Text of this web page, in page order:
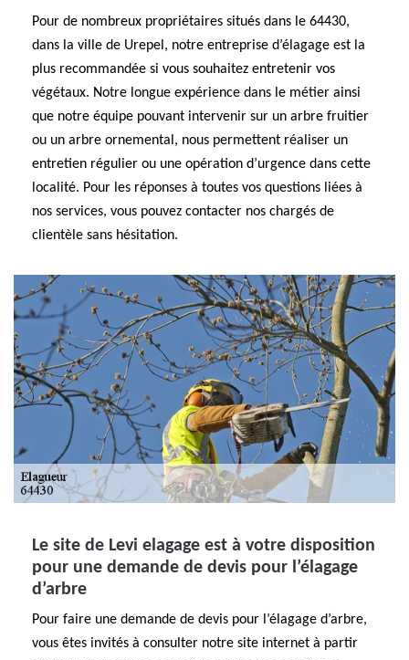
Pour de nombreux propriétaires situés dans le 64430,
dans la ville de Urepel, notre entreprise d’élagage est la
plus recommandée si vous souhaitez entretenir vos
végétaux. Notre longue expérience dans le métier ainsi
que notre équipe pouvant intervenir sur un arbre fruitier
ou un arbre ornemental, nous permettent réaliser un
entretien régulier ou une opération d’urgence dans cette
localité. Pour les réponses à toutes vos questions liées à
nos services, vous pouvez contacter nos chargés de
clientèle sans hésitation.
Le site de Levi elagage est à votre disposition
pour une demande de devis pour l’élagage
d’arbre
Pour faire une demande de devis pour l’élagage d’arbre,
vous êtes invités à consulter notre site internet à partir